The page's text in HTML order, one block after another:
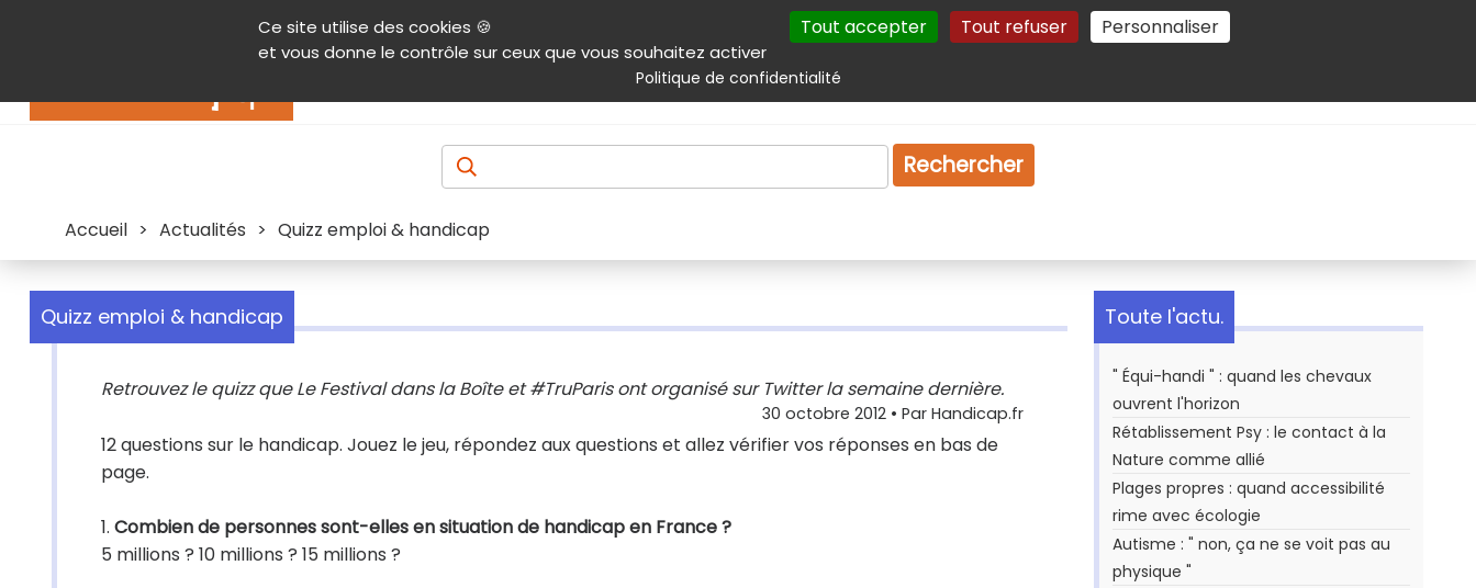
Ce site utilise des cookies 🍪
et vous donne le contrôle sur ceux que vous souhaitez activer
Tout accepter Tout refuser Personnaliser
Politique de confidentialité
Contenu Aide et accessibilité Menu principal Autres services Plan du site Gestion des cookies
Produits & services Emploi Droit
Rechercher
Accueil > Actualités > Quizz emploi & handicap
Quizz emploi & handicap
Retrouvez le quizz que Le Festival dans la Boîte et #TruParis ont organisé sur Twitter la semaine dernière.
30 octobre 2012 • Par Handicap.fr
12 questions sur le handicap. Jouez le jeu, répondez aux questions et allez vérifier vos réponses en bas de
page.
1. Combien de personnes sont-elles en situation de handicap en France ?
5 millions ? 10 millions ? 15 millions ?
Toute l'actu.
" Équi-handi " : quand les chevaux
ouvrent l'horizon
Rétablissement Psy : le contact à la
Nature comme allié
Plages propres : quand accessibilité
rime avec écologie
Autisme : " non, ça ne se voit pas au
physique "